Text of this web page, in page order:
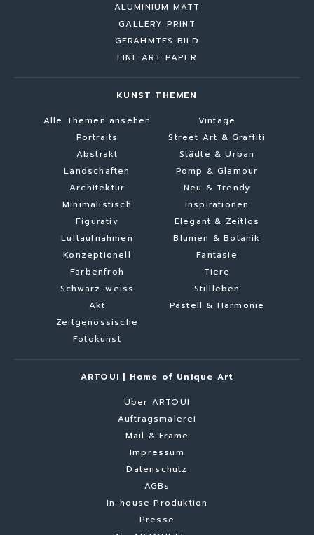
ALUMINIUM MATT
GALLERY PRINT
GERAHMTES BILD
FINE ART PAPER
KUNST THEMEN
Alle Themen ansehen
Portraits
Abstrakt
Landschaften
Architektur
Minimalistisch
Figurativ
Luftaufnahmen
Konzeptionell
Farbenfroh
Schwarz-weiss
Akt
Zeitgenössische
Fotokunst
Vintage
Street Art & Graffiti
Städte & Urban
Pomp & Glamour
Neu & Trendy
Inspirationen
Elegant & Zeitlos
Blumen & Botanik
Fantasie
Tiere
Stillleben
Pastell & Harmonie
ARTOUI | Home of Unique Art
Über ARTOUI
Auftragsmalerei
Mail & Frame
Impressum
Datenschutz
AGBs
In-house Produktion
Presse